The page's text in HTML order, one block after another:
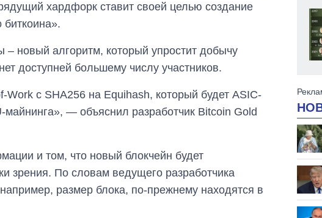
хардфорк ставит своей целью создание
новый алгоритм, который упростит добычу
доступней большему числу участников.
Work с SHA256 на Equihash, который будет ASIC-
— объяснил разработчик Bitcoin Gold
и том, что новый блокчейн будет
зрения. По словам ведущего разработчика
размер блока, по-прежнему находятся в
Сколько
Украине до и во
время большой
войны